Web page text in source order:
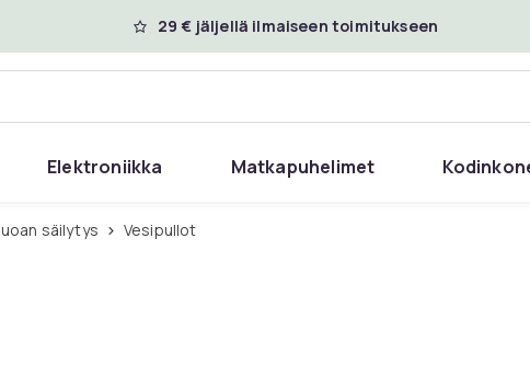
29 € jäljellä ilmaiseen toimitukseen
Elektroniikka Matkapuhelimet
Ruoan säilytys Vesipullot